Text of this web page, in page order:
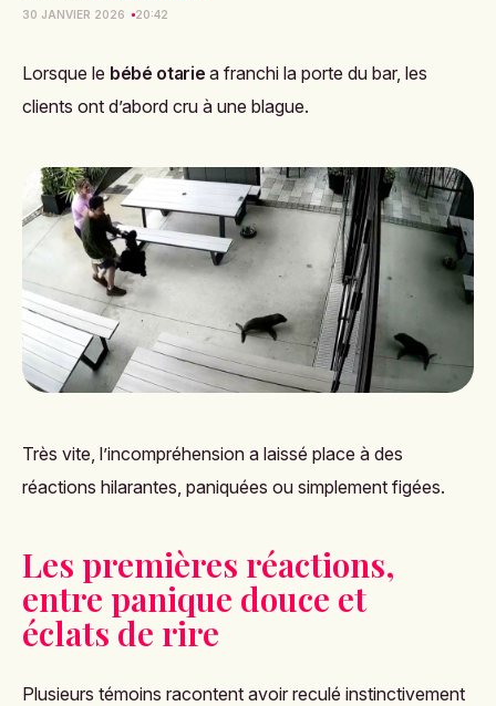
30 JANVIER 2026
20:42
Lorsque le bébé otarie a franchi la porte du bar, les
clients ont d’abord cru à une blague.
Très vite, l’incompréhension a laissé place à des
réactions hilarantes, paniquées ou simplement figées.
Les premières réactions,
entre panique douce et
éclats de rire
Plusieurs témoins racontent avoir reculé instinctivement